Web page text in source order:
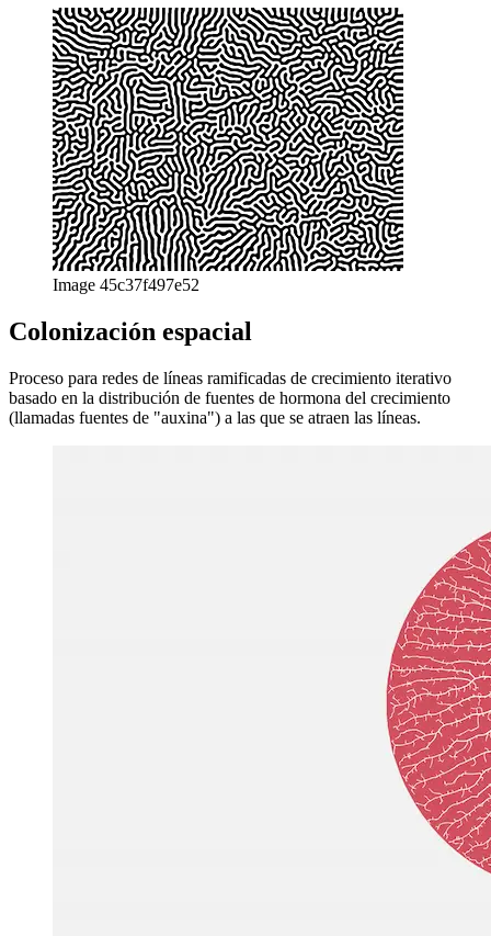
Basado en reacciones químicas, este patrón gira en torno a dos
sustancias químicas que se difunden a través de un medio y
reaccionan entre sí.
Colonización espacial